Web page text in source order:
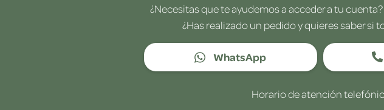
¿Necesitas que te ayudemos a acceder a tu
¿Has realizado un pedido y quieres saber
WhatsApp
Horario de atención